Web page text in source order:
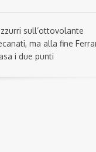
sull’ottovolante
ma alla fine
i due punti